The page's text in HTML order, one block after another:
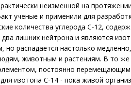
неизменной на
ученые и применили для
количества углерода С-12,
лишних нейтрона и являются
но распадается настолько
животным и растениям. В то же
постоянно
изотопа С-14 - пока живой